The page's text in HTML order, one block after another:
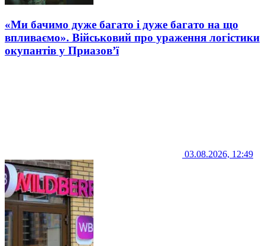
«Ми бачимо дуже багато і дуже багато на що
впливаємо». Військовий про ураження логістики
окупантів у Приазов’ї
03.08.2026, 12:49